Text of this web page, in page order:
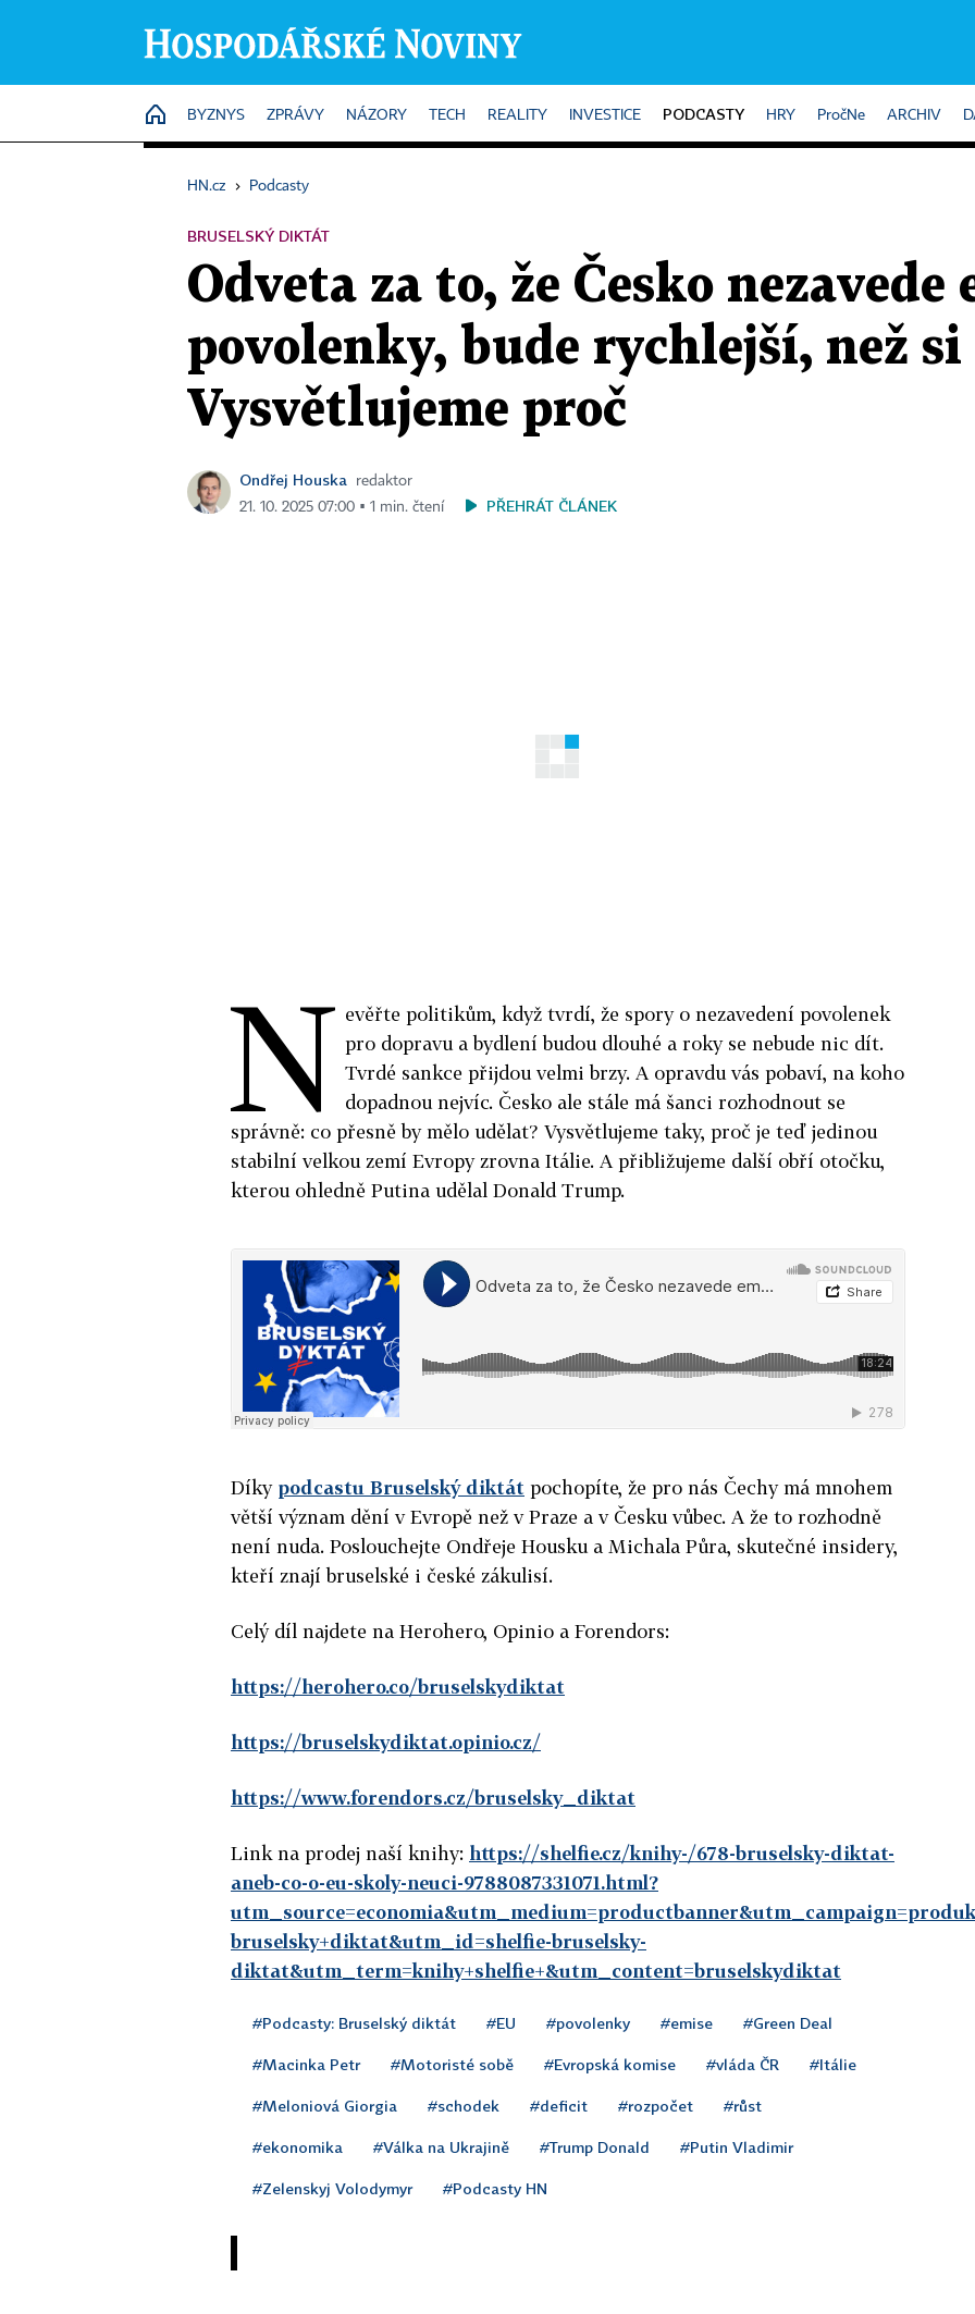
HOME
BYZNYS ZPRÁVY NÁZORY TECH REALITY INVESTICE PODCASTY HRY PročNe ARCHIV
HN.cz › Podcasty
BRUSELSKÝ DIKTÁT
Odveta za to, že Česko nezavede
povolenky, bude rychlejší, než
Vysvětlujeme proč
Ondřej Houska
redaktor
21. 10. 2025 07:00 ▪ 1 min. čtení
PŘEHRÁT ČLÁNEK
N evěřte politikům, když tvrdí, že spory o nezavedení povolenek
pro dopravu a bydlení budou dlouhé a roky se nebude nic dít.
Tvrdé sankce přijdou velmi brzy. A opravdu vás pobaví, na koho
dopadnou nejvíc. Česko ale stále má šanci rozhodnout se
správně: co přesně by mělo udělat? Vysvětlujeme taky, proč je teď jedinou
stabilní velkou zemí Evropy zrovna Itálie. A přibližujeme další obří otočku,
kterou ohledně Putina udělal Donald Trump.
Díky podcastu Bruselský diktát pochopíte, že pro nás Čechy má mnohem
větší význam dění v Evropě než v Praze a v Česku vůbec. A že to rozhodně
není nuda. Poslouchejte Ondřeje Housku a Michala Půra, skutečné insidery,
kteří znají bruselské i české zákulisí.
Celý díl najdete na Herohero, Opinio a Forendors:
https://herohero.co/bruselskydiktat
https://bruselskydiktat.opinio.cz/
https://www.forendors.cz/bruselsky_diktat
Link na prodej naší knihy: https://shelfie.cz/knihy-/678-bruselsky-diktat-
aneb-co-o-eu-skoly-neuci-9788087331071.html?
bruselsky+diktat&utm_id=shelfie-bruselsky-
diktat&utm_term=knihy+shelfie+&utm_content=bruselskydiktat
#Podcasty: Bruselský diktát #EU #povolenky #emise #Green Deal
#Macinka Petr #Motoristé sobě #Evropská komise #vláda ČR #Itálie
#Meloniová Giorgia #schodek #deficit #rozpočet #růst
#ekonomika #Válka na Ukrajině #Trump Donald #Putin Vladimir
#Zelenskyj Volodymyr #Podcasty HN